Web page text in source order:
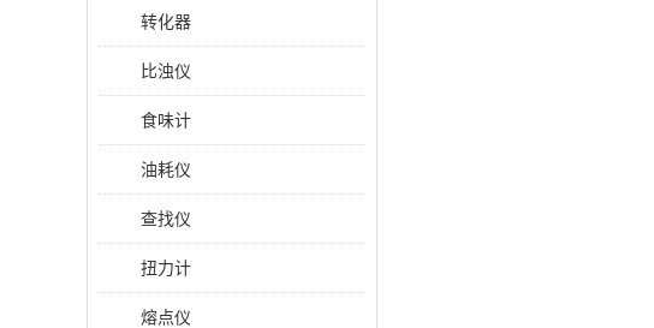
转化器
比浊仪
食味计
油耗仪
查找仪
扭力计
熔点仪